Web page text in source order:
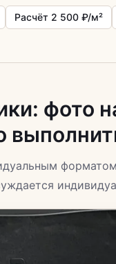
Расчёт 2 500 ₽/м²
фото